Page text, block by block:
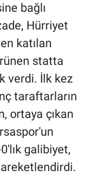
bağlı
Hürriyet
katılan
statta
verdi. İlk kez
taraftarların
ortaya çıkan
galibiyet,